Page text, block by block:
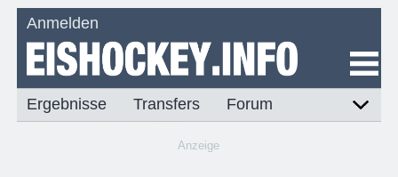
Anmelden
Ergebnisse Transfers Forum
Anzeige